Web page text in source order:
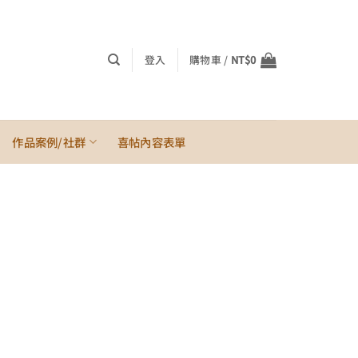
登入 購物車 / NT$0
作品案例/社群 喜帖內容表單